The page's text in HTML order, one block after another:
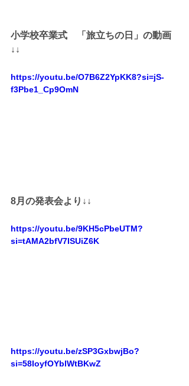
小学校卒業式　「旅立ちの日」の動画
↓↓
https://youtu.be/O7B6Z2YpKK8?si=jS-
f3Pbe1_Cp9OmN
8月の発表会より↓↓
https://youtu.be/9KH5cPbeUTM?
si=tAMA2bfV7ISUiZ6K
https://youtu.be/zSP3GxbwjBo?
si=58IoyfOYblWtBKwZ